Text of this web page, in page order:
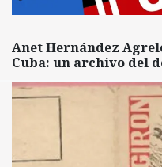
Anet Hernández
Cuba: un archivo del